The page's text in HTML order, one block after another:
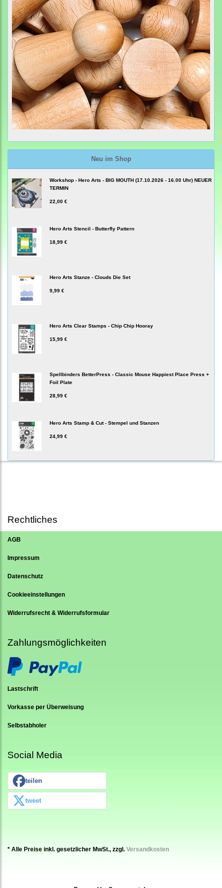
Neu im Shop
Workshop - Hero Arts - BIG MOUTH (17.10.2026 - 16.00 Uhr) NEUER
TERMIN
22,00 €
Hero Arts Stencil - Butterfly Pattern
18,99 €
Hero Arts Stanze - Clouds Die Set
9,99 €
Hero Arts Clear Stamps - Chip Chip Hooray
15,99 €
Spellbinders BetterPress - Classic Mouse Happiest Place Press +
Foil Plate
28,99 €
Hero Arts Stamp & Cut - Stempel und Stanzen
24,99 €
Rechtliches
AGB
Impressum
Datenschutz
Cookieeinstellungen
Widerrufsrecht & Widerrufsformular
Zahlungsmöglichkeiten
Lastschrift
Vorkasse per Überweisung
Selbstabholer
Social Media
teilen
tweet
* Alle Preise inkl. gesetzlicher MwSt., zzgl. Versandkosten